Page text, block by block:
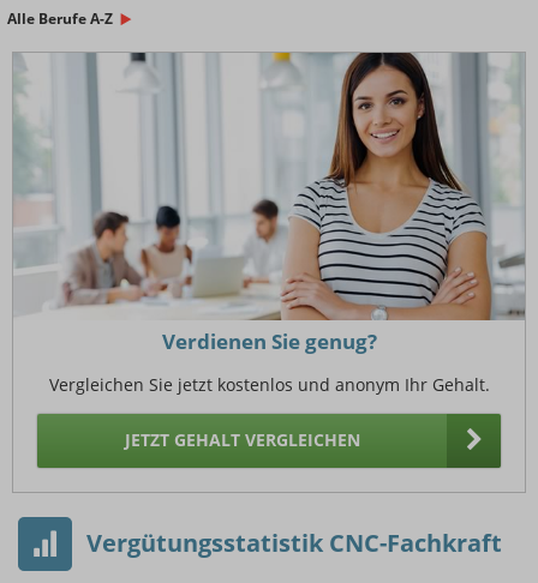
Alle Berufe A-Z
Verdienen Sie genug?
Vergleichen Sie jetzt kostenlos und anonym Ihr Gehalt.
JETZT GEHALT VERGLEICHEN
Vergütungsstatistik CNC-Fachkraft